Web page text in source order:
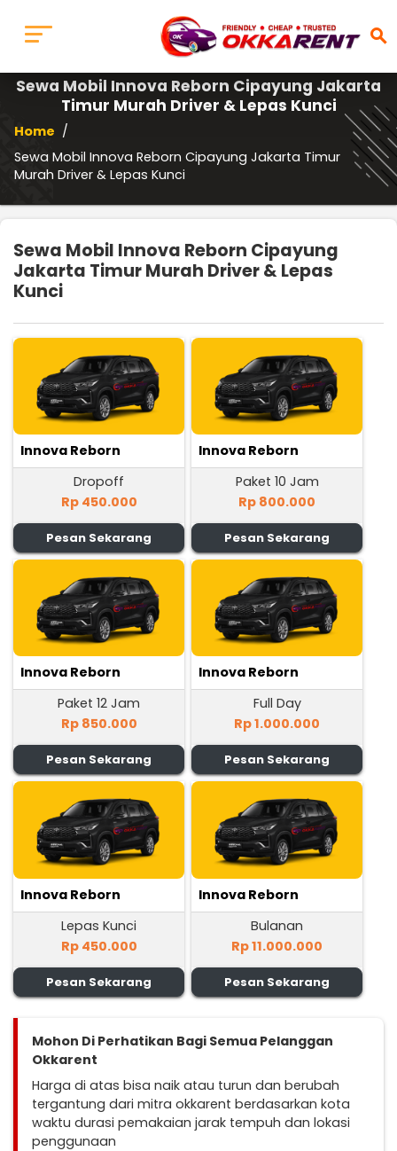
search
Sewa Mobil Innova Reborn Cipayung Jakarta
Timur Murah Driver & Lepas Kunci
Home /
Sewa Mobil Innova Reborn Cipayung Jakarta Timur
Murah Driver & Lepas Kunci
Sewa Mobil Innova Reborn Cipayung
Jakarta Timur Murah Driver & Lepas
Kunci
Innova Reborn
Dropoff
Rp 450.000
Pesan Sekarang
Innova Reborn
Paket 10 Jam
Rp 800.000
Pesan Sekarang
Innova Reborn
Paket 12 Jam
Rp 850.000
Pesan Sekarang
Innova Reborn
Full Day
Rp 1.000.000
Pesan Sekarang
Innova Reborn
Lepas Kunci
Rp 450.000
Pesan Sekarang
Innova Reborn
Bulanan
Rp 11.000.000
Pesan Sekarang
Mohon Di Perhatikan Bagi Semua Pelanggan
Okkarent
Harga di atas bisa naik atau turun dan berubah
tergantung dari mitra okkarent berdasarkan kota
waktu durasi pemakaian jarak tempuh dan lokasi
penggunaan